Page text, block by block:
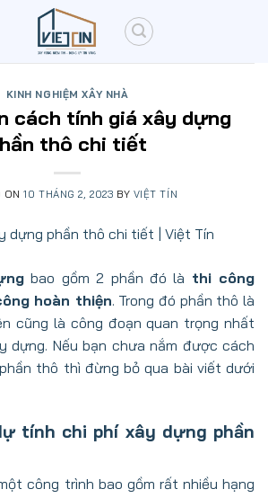
KINH NGHIỆM XÂY NHÀ
cách tính giá xây dựng
thô chi tiết
ON10 THÁNG 2, 2023 BY VIỆT TÍN
bao gồm 2 phần đó là thi công
hoàn thiện. Trong đó phần thô là
cũng là công đoạn quan trọng nhất
dựng. Nếu bạn chưa nắm được cách
thô thì đừng bỏ qua bài viết dưới
tính chi phí xây dựng phần
công trình bao gồm rất nhiều hạng